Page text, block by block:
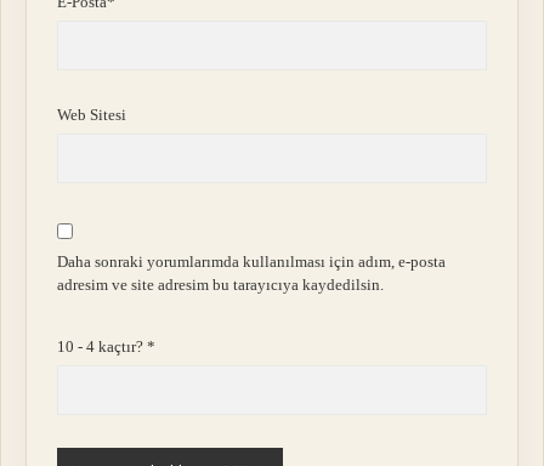
Web Sitesi
Daha sonraki yorumlarımda kullanılması için adım, e-posta
adresim ve site adresim bu tarayıcıya kaydedilsin.
10 - 4 kaçtır?*